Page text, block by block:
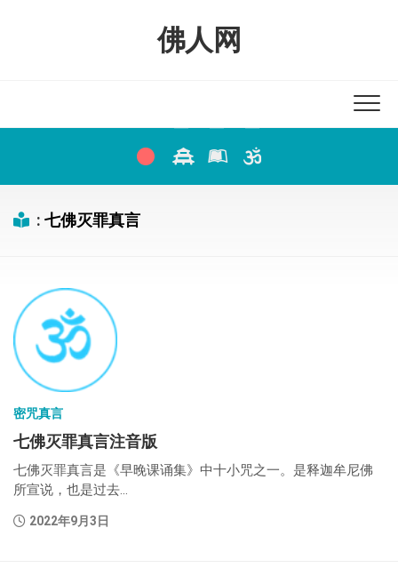
佛人网
: 七佛灭罪真言
密咒真言
七佛灭罪真言注音版
七佛灭罪真言是《早晚课诵集》中十小咒之一。是释迦牟尼佛
所宣说，也是过去...
2022年9月3日